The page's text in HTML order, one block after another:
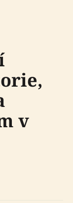
v